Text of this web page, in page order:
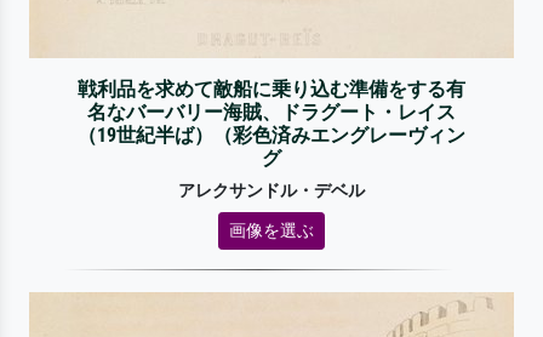
戦利品を求めて敵船に乗り込む準備をする有
名なバーバリー海賊、ドラグート・レイス
（19世紀半ば）（彩色済みエングレーヴィン
グ
アレクサンドル・デベル
画像を選ぶ